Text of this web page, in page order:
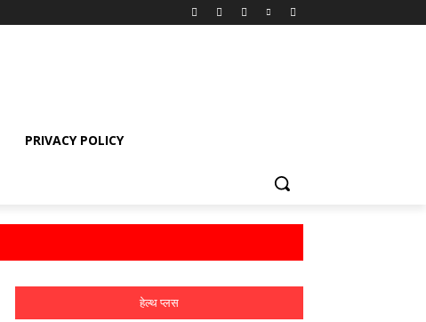
PRIVACY POLICY
हेल्थ प्लस